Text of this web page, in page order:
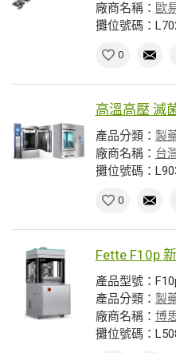
廠商名稱： 歐
攤位號碼：
0
高溫高壓 滅
產品分類： 製
廠商名稱： 台
攤位號碼：
0
Fette F10p
產品型號：
產品分類： 製
廠商名稱： 博
攤位號碼：